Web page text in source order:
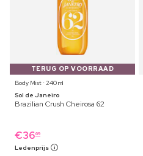
TERUG OP VOORRAAD
Body Mist ⋅ 240 ml
Sol de Janeiro
Brazilian Crush Cheirosa 62
€3669
Ledenprijs